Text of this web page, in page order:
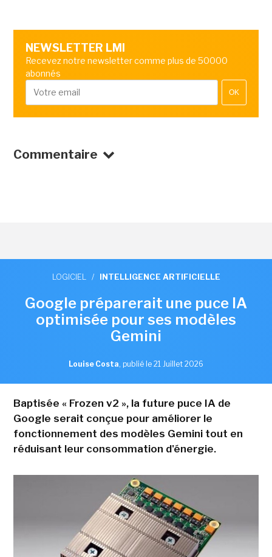
NEWSLETTER LMI
Recevez notre newsletter comme plus de 50000
abonnés
OK
Commentaire
LOGICIEL / INTELLIGENCE ARTIFICIELLE
Google préparerait une puce IA
optimisée pour ses modèles
Gemini
Louise Costa, publié le 21 Juillet 2026
Baptisée « Frozen v2 », la future puce IA de
Google serait conçue pour améliorer le
fonctionnement des modèles Gemini tout en
réduisant leur consommation d'énergie.